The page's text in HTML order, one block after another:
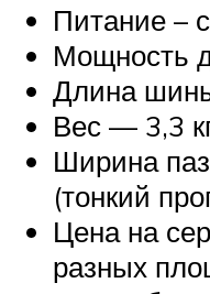
Питание –
Мощность
Длина
Вес — 3,3
Ширина
(тонкий
Цена на
разных